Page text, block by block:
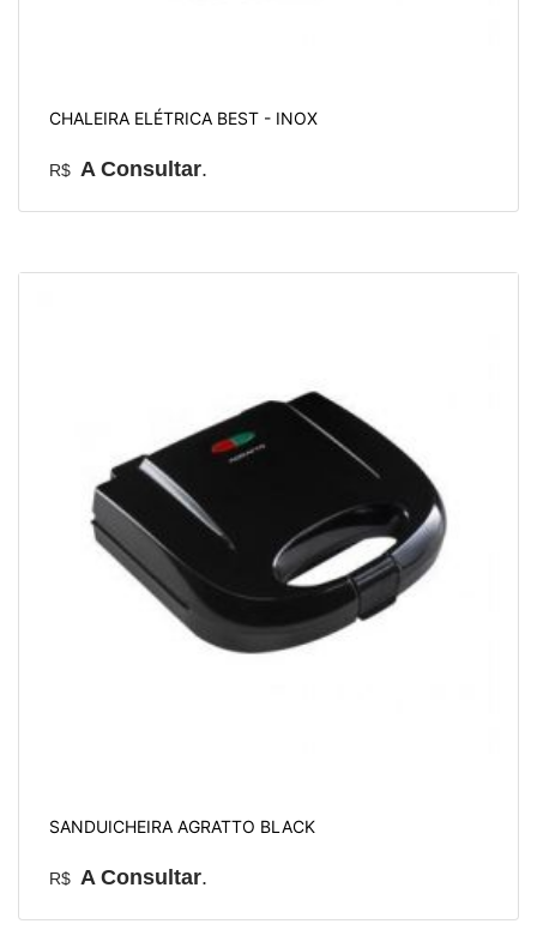
CHALEIRA ELÉTRICA BEST - INOX
R$ A Consultar.
SANDUICHEIRA AGRATTO BLACK
R$ A Consultar.